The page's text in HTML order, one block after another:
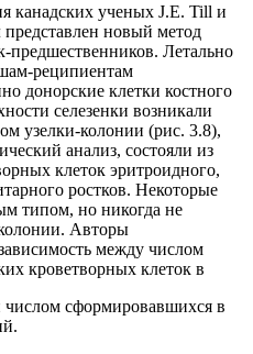
канадских ученых J.E. Till и
новый метод
предшественников. Летально
реципиентам
донорские клетки костного
селезенки возникали
узелки-колонии (рис. 3.8),
анализ, состояли из
клеток эритроидного,
ростков. Некоторые
типом, но никогда не
Авторы
между числом
кроветворных клеток в
числом сформировавшихся в